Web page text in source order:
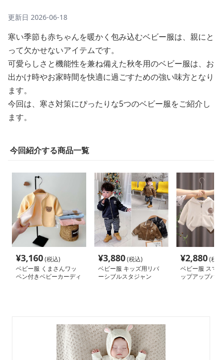
更新日 2026-06-18
寒い季節も赤ちゃんを暖かく包み込むベビー服は、親にと
って欠かせないアイテムです。
可愛らしさと機能性を兼ね備えた秋冬用のベビー服は、お
出かけ時やお家時間を快適に過ごすための強い味方となり
ます。
今回は、寒さ対策にぴったりな5つのベビー服をご紹介し
ます。
今回紹介する商品一覧
¥3,160(税込)
ベビー服 くまさんワッ
ペン付きベビーカーディ
¥3,880(税込)
ベビー服 キッズ用リバ
ーシブルスタジャン
¥2,880(税
ベビー服 スマ
ップアップパ